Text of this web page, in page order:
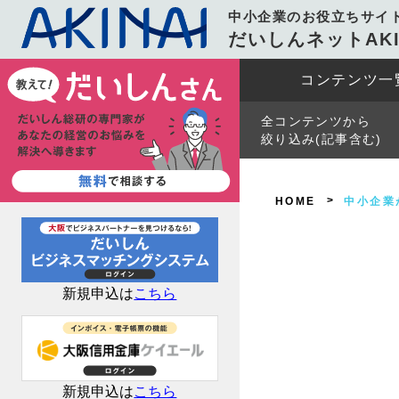
中小企業のお役立ちサイ
だいしんネット
新規申込はこちら
新規申込はこちら
コンテンツ一
全コンテンツから
絞り込み(記事含む)
HOME 中小企業